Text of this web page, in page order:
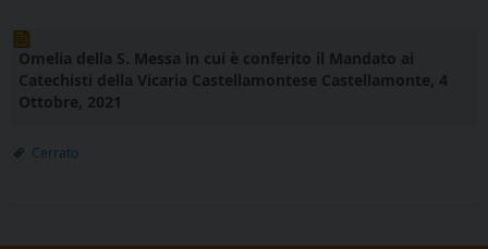
Omelia della S. Messa in cui è conferito il Mandato ai
Catechisti della Vicaria Castellamontese Castellamonte, 4
Ottobre, 2021
Cerrato